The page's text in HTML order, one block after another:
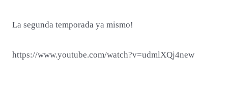
La segunda temporada ya mismo!
https://www.youtube.com/watch?v=udmlXQj4new